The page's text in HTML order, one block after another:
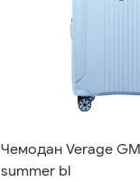
Чемодан Verage
summer bl